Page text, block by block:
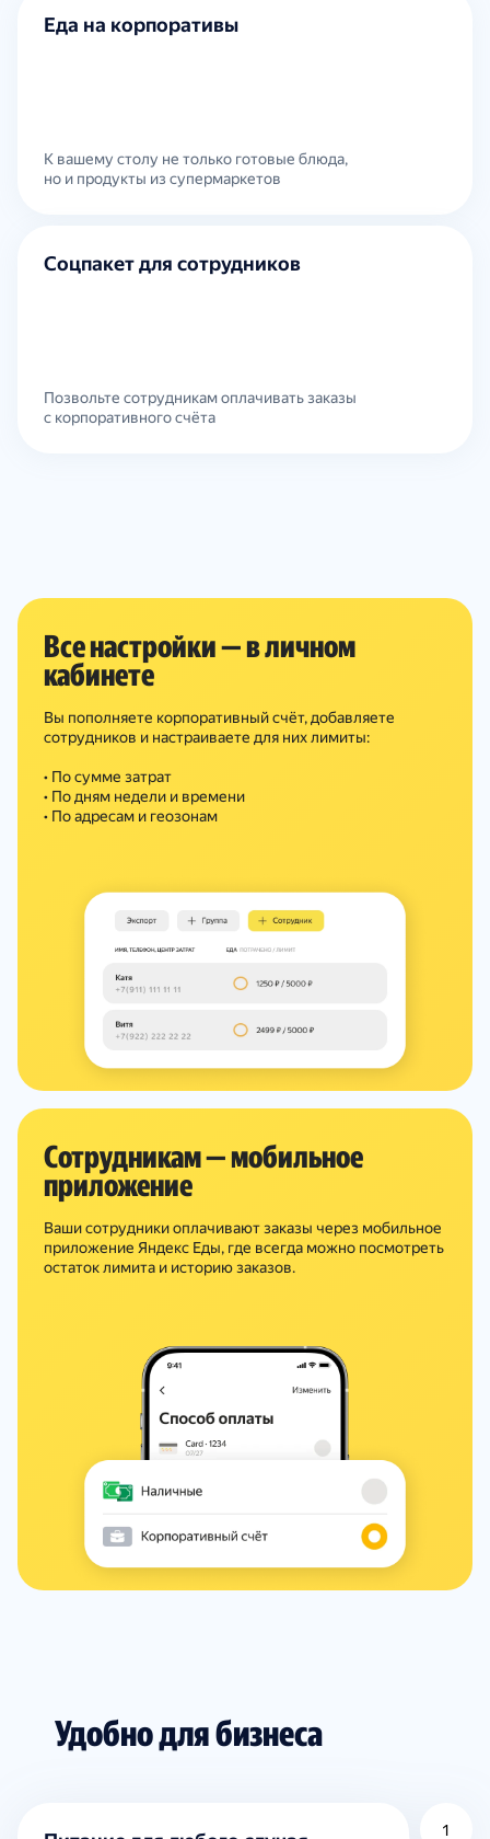
Еда на корпоративы
К вашему столу не только готовые блюда,
но и продукты из супермаркетов
Соцпакет для сотрудников
Позвольте сотрудникам оплачивать заказы
с корпоративного счёта
Все настройки — в личном
кабинете
Вы пополняете корпоративный счёт, добавляете
сотрудников и настраиваете для них лимиты:
• По сумме затрат
• По дням недели и времени
• По адресам и геозонам
Сотрудникам — мобильное
приложение
Ваши сотрудники оплачивают заказы через мобильное
приложение Яндекс Еды, где всегда можно посмотреть
остаток лимита и историю заказов.
Удобно для бизнеса
1